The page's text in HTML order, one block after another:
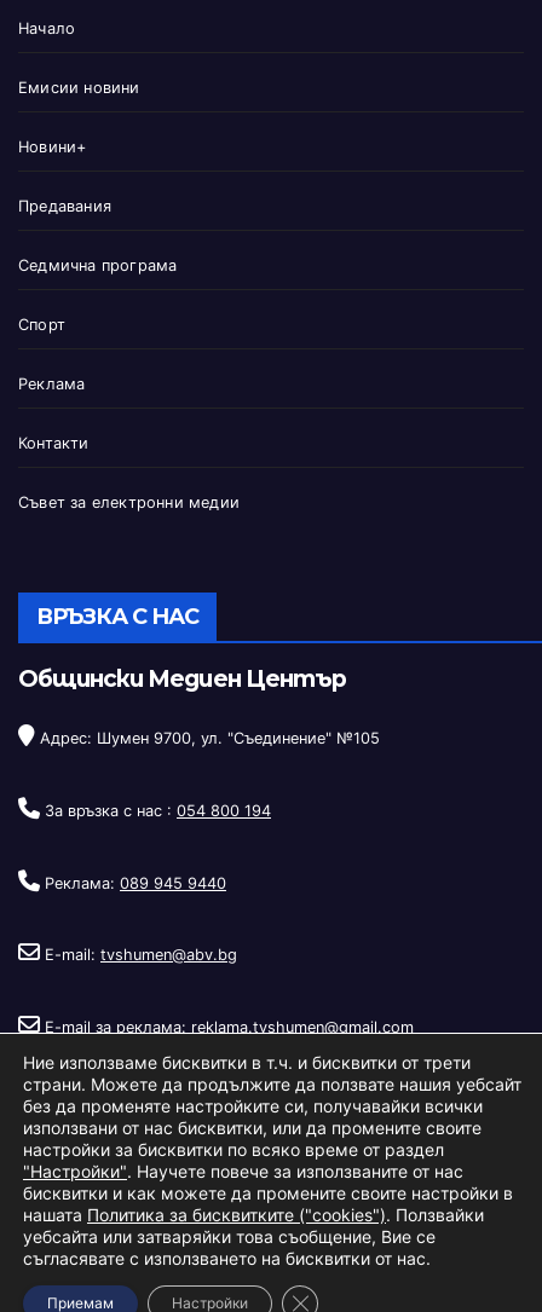
Начало
Емисии новини
Новини+
Предавания
Седмична програма
Спорт
Реклама
Контакти
Съвет за електронни медии
ВРЪЗКА С НАС
Общински Медиен Център
Адрес: Шумен 9700, ул. "Съединение" №105
За връзка с нас : 054 800 194
Реклама: 089 945 9440
E-mail: tvshumen@abv.bg
E-mail за реклама: reklama.tvshumen@gmail.com
Copyright © 2026Телевизия Шумен.|Изработка: S.I.T Solutions
Ltd.
За насРекламаУсловия за ползване
Политика за бисквитки
Ние използваме бисквитки в т.ч. и бисквитки от трети
страни. Можете да продължите да ползвате нашия уебсайт
без да променяте настройките си, получавайки всички
използвани от нас бисквитки, или да промените своите
настройки за бисквитки по всяко време от раздел
"Настройки". Научете повече за използваните от нас
бисквитки и как можете да промените своите настройки в
нашата Политика за бисквитките ("cookies"). Ползвайки
уебсайта или затваряйки това съобщение, Вие се
съгласявате с използването на бисквитки от нас.
Приемам Настройки Close GDPR Cookie Banner